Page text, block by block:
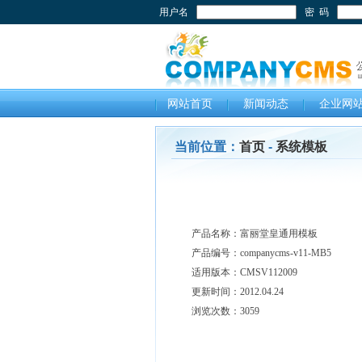
用户名 密 码
网站首页 新闻动态 企业网
当前位置： 首页 - 系统模板
产品名称：富丽堂皇通用模板
产品编号：companycms-v11-MB5
适用版本：CMSV112009
更新时间：2012.04.24
浏览次数： 3059